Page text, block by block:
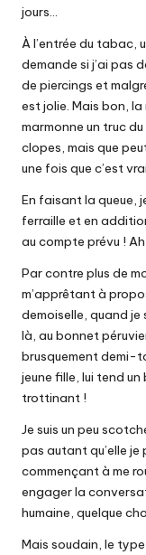
jours…
À l’entrée du tabac,
demande si j’ai pas
de piercings et
est jolie. Mais bon, la
marmonne un truc
clopes, mais que
une fois que c’est
En faisant la queue,
ferraille et en
au compte prévu !
Par contre plus de
m’apprêtant à
demoiselle, quand
là, au bonnet
brusquement demi-
jeune fille, lui tend
trottinant !
Je suis un peu
pas autant qu’elle je
commençant à me
engager la
humaine, quelque
Mais soudain, le